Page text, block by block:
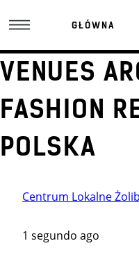
GŁÓWNA
VENUES
FASHION
POLSKA
Centrum Lokalne
1 segundo ago